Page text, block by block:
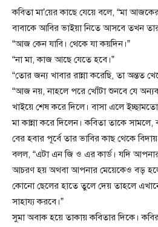
কবিতা মা’য়ের কাছে যেয়ে বলে, “মা
বাবাকে আবির ভাইয়া নিতে আসবে তখন তার
“আজ কেন যাবি। থেকে যা কয়দিন।”
“না মা, কাজ আছে যেতে হবে।”
“তোর জন্য খাবার রান্না করেছি, তা অন্তত
“আজ নয়, নাহলে পরে খোঁটা শুনবে যে
খাইয়ে শেষ করে দিলে। বাসা এলে ইচ্ছামতো
মা কান্না করে দিলেন। কবিতা তাকে সামলে,
বের হবার পূর্বে তার ভাবির কাছ থেকে
বলল, “এটা এন জি ও এর কার্ড। যদি
আচরণ হয় অথবা আপনার মেয়েকেও বড় হলে
কোনো ছেলের হাতে তুলে দেয় তাহলে
সাহায্য করবে।”
সুমা অবাক হয়ে তাকায় কবিতার দিকে।